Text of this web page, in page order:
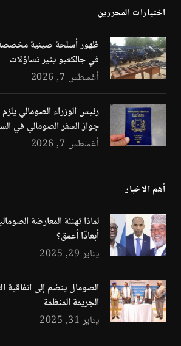
اختيارات المحررين
ظهور أسلحة صينية مخصصة
في جالكعيو يثير تساؤلات
أغسطس 7, 2026
رئيس الوزراء الصومالي
جواز السفر الصومالي في
أغسطس 7, 2026
أهم الاخبار
لماذا تهنئة المعارضة
أبعادًا أعمق؟
يناير 29, 2025
الصومال ينضم إلى اتفاقية
الجريمة المنظمة
يناير 31, 2025